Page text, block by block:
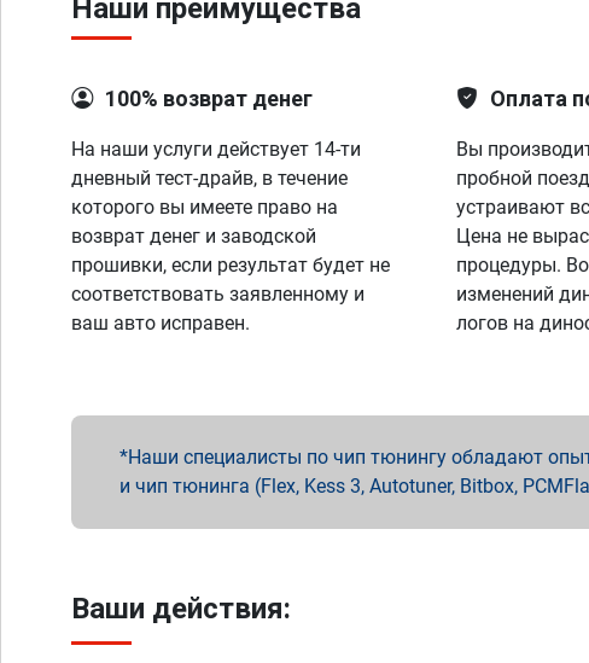
Наши преимущества
100% возврат денег
На наши услуги действует 14-ти
дневный тест-драйв, в течение
которого вы имеете право на
возврат денег и заводской
прошивки, если результат будет не
соответствовать заявленному и
ваш авто исправен.
Оплата
Вы
пробной
устраивают
Цена не
процедуры.
изменений
логов на
Наши специалисты по чип тюнингу обладают
и чип тюнинга (Flex, Kess 3, Autotuner, Bitbox,
Ваши действия: